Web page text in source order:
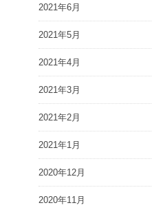
2021年6月
2021年5月
2021年4月
2021年3月
2021年2月
2021年1月
2020年12月
2020年11月